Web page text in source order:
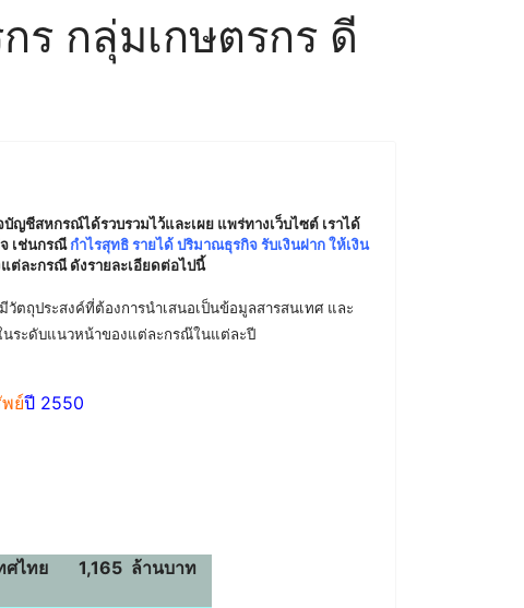
ร กลุ่มเกษตรกร ดี
ชีสหกรณ์ได้รวบรวมไว้และเผย แพร่ทางเว็บไซต์ เราได้
เช่นกรณีกำไรสุทธิ รายได้ ปริมาณธุรกิจ รับเงินฝาก ให้เงิน
ต่ละกรณี ดังรายละเอียดต่อไปนี้
ตถุประสงค์ที่ต้องการนำเสนอเป็นข้อมูลสารสนเทศ และ
นระดับแนวหน้าของแต่ละกรณ๊ในแต่ละปี
ย์ปี 2550
ศไทย
1,165 ล้านบาท